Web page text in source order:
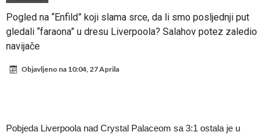
Ronaldo objavio slike iz garaže. “Moje igračke”
Ostvariće se velika želja Diega Simeonea? Atletico kreće po
strašni Čelsi?!
FIFA u velikom previranju! Infantino svojim potezom iznenadio
Pogled na “Enfild” koji slama srce, da li smo posljednji put
gledali “faraona” u dresu Liverpoola? Salahov potez zaledio
navijače
Objavljeno na 10:04, 27 Aprila
Pobjeda Liverpoola nad Crystal Palaceom sa 3:1 ostala je u